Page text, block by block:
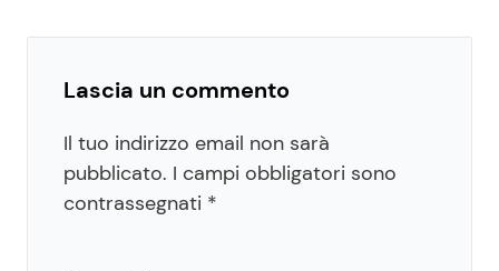
Lascia un commento
Il tuo indirizzo email non sarà
pubblicato. I campi obbligatori sono
contrassegnati *